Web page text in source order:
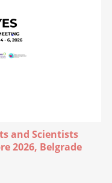
and Scientists
2026, Belgrade